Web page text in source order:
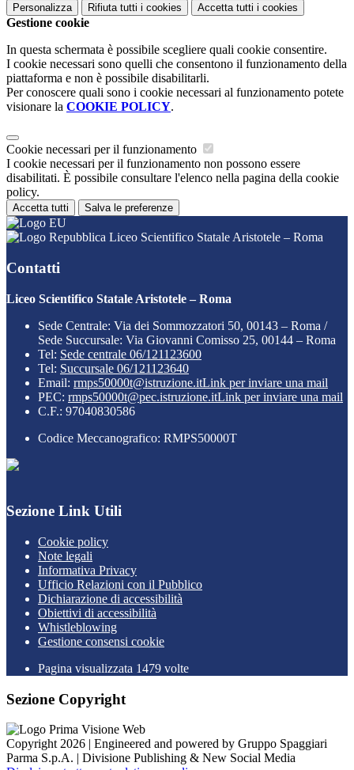
Personalizza Rifiuta tutti i cookies Accetta tutti i cookies
Gestione cookie
In questa schermata è possibile scegliere quali cookie consentire.
I cookie necessari sono quelli che consentono il funzionamento della
piattaforma e non è possibile disabilitarli.
Per conoscere quali sono i cookie necessari al funzionamento potete
visionare la COOKIE POLICY.
Cookie necessari per il funzionamento
I cookie necessari per il funzionamento non possono essere
disabilitati. È possibile consultare l'elenco nella pagina della cookie
policy.
Accetta tutti Salva le preferenze
Liceo Scientifico Statale Aristotele – Roma
Contatti
Liceo Scientifico Statale Aristotele – Roma
Sede Centrale: Via dei Sommozzatori 50, 00143 – Roma /
Sede Succursale: Via Giovanni Comisso 25, 00144 – Roma
Tel: Sede centrale 06/121123600
Tel: Succursale 06/121123640
Email: rmps50000t@istruzione.itLink per inviare una mail
PEC: rmps50000t@pec.istruzione.itLink per inviare una mail
C.F.: 97040830586
Codice Meccanografico: RMPS50000T
Sezione Link Utili
Cookie policy
Note legali
Informativa Privacy
Ufficio Relazioni con il Pubblico
Dichiarazione di accessibilità
Obiettivi di accessibilità
Whistleblowing
Gestione consensi cookie
Pagina visualizzata 1479 volte
Sezione Copyright
Copyright 2026 | Engineered and powered by Gruppo Spaggiari
Parma S.p.A. | Divisione Publishing & New Social Media